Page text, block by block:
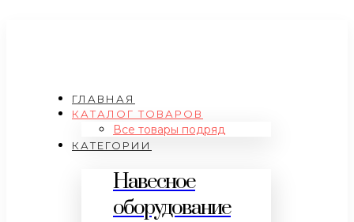
ГЛАВНАЯ
КАТАЛОГ ТОВАРОВ
Все товары подряд
КАТЕГОРИИ
Навесное
оборудование